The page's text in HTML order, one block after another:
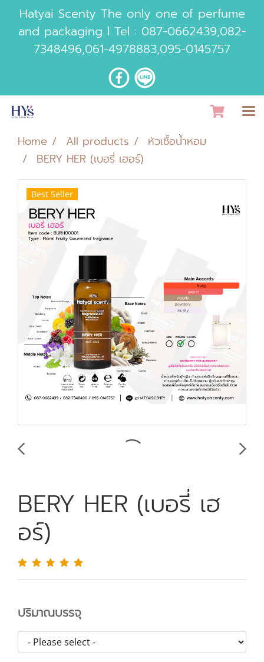
Hatyai Scenty The only one of perfume
and packaging l Tel : 087-0662439,082-
7348496,061-4978883,095-0145757
Home All products
หัวเชื้อน้ำหอม
BERY HER (เบอรี่ เฮอร์)
Best Seller
BERY HER (เบอรี่ เฮ
อร์)
ปริมาณบรรจุ